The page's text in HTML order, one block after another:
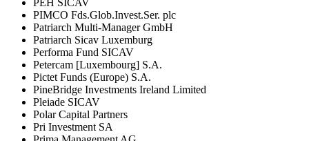
PIMCO Fds.Glob.Invest.Ser. plc
Patriarch Multi-Manager GmbH
Patriarch Sicav Luxemburg
Performa Fund SICAV
Petercam [Luxembourg] S.A.
Pictet Funds (Europe) S.A.
PineBridge Investments Ireland Limited
Pleiade SICAV
Polar Capital Partners
Pri Investment SA